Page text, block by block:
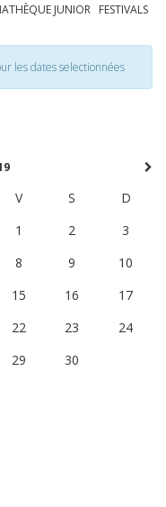
JUNIOR FESTIVALS
les dates selectionnées
V S
D
1 2
3
8 9
10
15 16
17
22 23
24
29 30